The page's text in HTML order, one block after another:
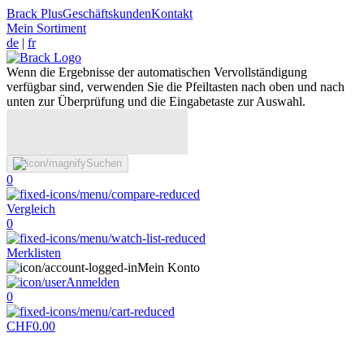
Brack PlusGeschäftskundenKontakt
Mein Sortiment
de | fr
Wenn die Ergebnisse der automatischen Vervollständigung
verfügbar sind, verwenden Sie die Pfeiltasten nach oben und nach
unten zur Überprüfung und die Eingabetaste zur Auswahl.
Suchen
0
Vergleich
0
Merklisten
Mein Konto
Anmelden
0
CHF0.00